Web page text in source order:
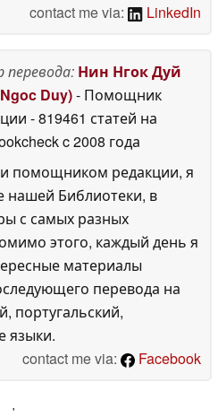
contact me via:
LinkedIn
перевода: Нин Нгок Дуй
Duy)- Помощник
- 819461 статей на
c 2008 года
помощником редакции, я
нашей Библиотеки, в
с самых разных
этого, каждый день я
материалы
перевода на
португальский,
языки.
contact me via:
Facebook
'